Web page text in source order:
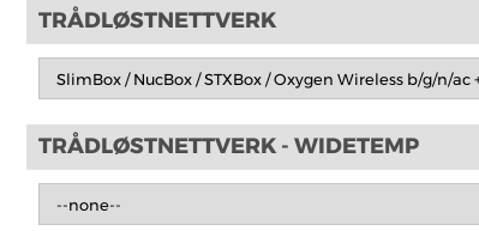
TRÅDLØSTNETTVERK
TRÅDLØSTNETTVERK - WIDETEMP